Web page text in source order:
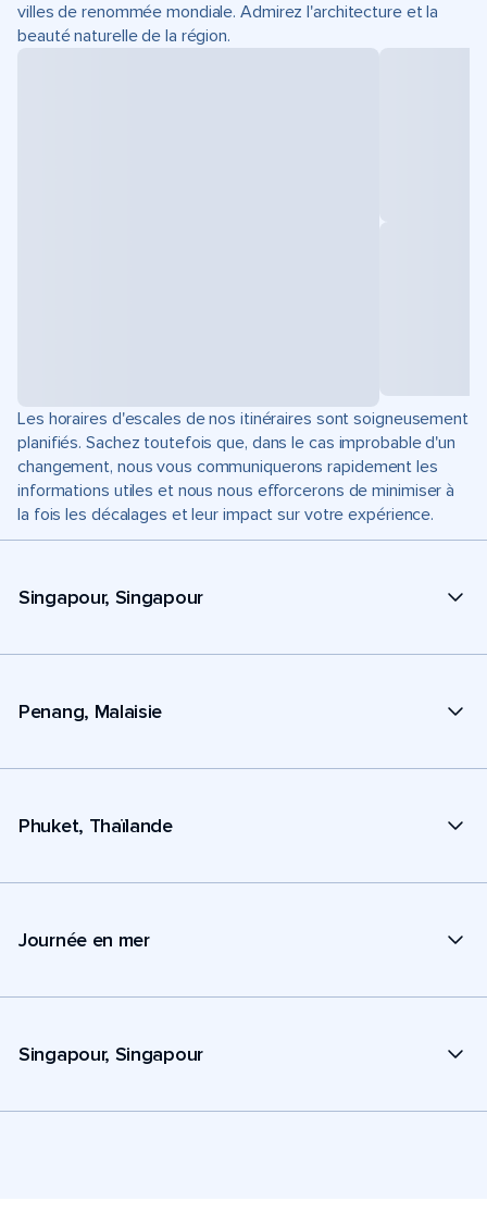
villes de renommée mondiale. Admirez l'architecture et la
beauté naturelle de la région.
Les horaires d'escales de nos itinéraires sont soigneusement
planifiés. Sachez toutefois que, dans le cas improbable d'un
changement, nous vous communiquerons rapidement les
informations utiles et nous nous efforcerons de minimiser à
la fois les décalages et leur impact sur votre expérience.
Singapour, Singapour
Penang, Malaisie
Phuket, Thaïlande
Journée en mer
Singapour, Singapour